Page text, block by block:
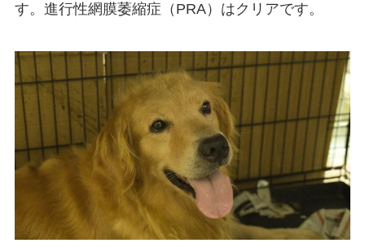
す。進行性網膜萎縮症（PRA）はクリアです。